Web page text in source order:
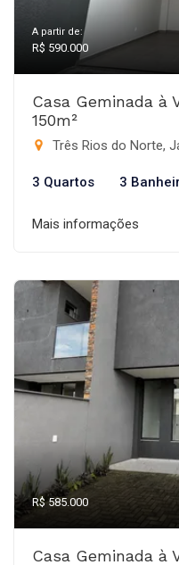
A partir de:
R$ 590.000
Casa Geminada à
150m²
Três Rios do Norte,
3 Quartos 3
Mais informações
R$ 585.000
Casa Geminada à